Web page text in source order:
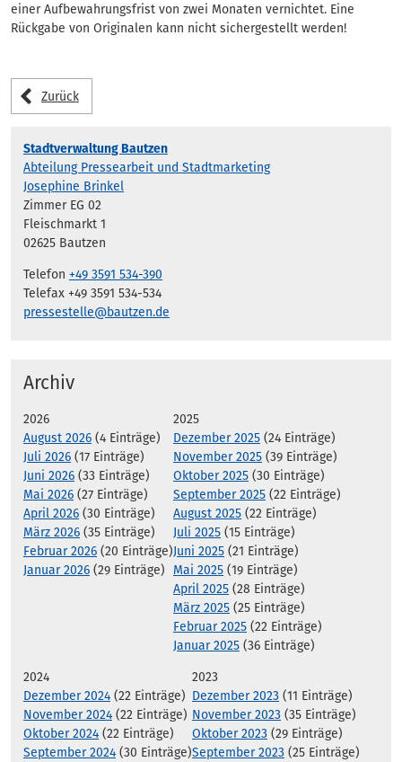
einer Aufbewahrungsfrist von zwei Monaten vernichtet. Eine
Rückgabe von Originalen kann nicht sichergestellt werden!
Zurück
Stadtverwaltung Bautzen
Abteilung Pressearbeit und Stadtmarketing
Josephine Brinkel
Zimmer EG 02
Fleischmarkt 1
02625 Bautzen
Telefon +49 3591 534-390
Telefax +49 3591 534-534
pressestelle@bautzen.de
Archiv
2026
August 2026 (4 Einträge)
Juli 2026 (17 Einträge)
Juni 2026 (33 Einträge)
Mai 2026 (27 Einträge)
April 2026 (30 Einträge)
März 2026 (35 Einträge)
Februar 2026 (20 Einträge)
Januar 2026 (29 Einträge)
2025
Dezember 2025 (24 Einträge)
November 2025 (39 Einträge)
Oktober 2025 (30 Einträge)
September 2025 (22 Einträge)
August 2025 (22 Einträge)
Juli 2025 (15 Einträge)
Juni 2025 (21 Einträge)
Mai 2025 (19 Einträge)
April 2025 (28 Einträge)
März 2025 (25 Einträge)
Februar 2025 (22 Einträge)
Januar 2025 (36 Einträge)
2024
Dezember 2024 (22 Einträge)
November 2024 (22 Einträge)
Oktober 2024 (22 Einträge)
September 2024 (30 Einträge)
2023
Dezember 2023 (11 Einträge)
November 2023 (35 Einträge)
Oktober 2023 (29 Einträge)
September 2023 (25 Einträge)